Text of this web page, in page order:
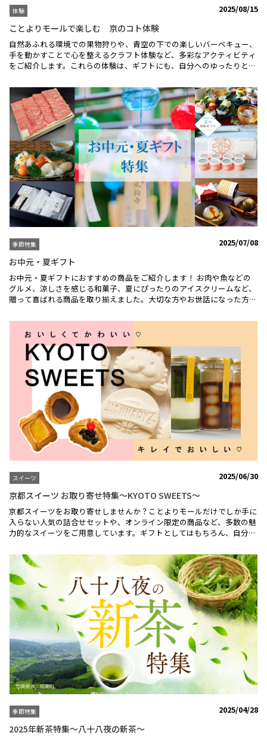
体験 2025/08/15
ことよりモールで楽しむ 京のコト体験
自然あふれる環境での果物狩りや、青空の下での楽しいバーベキュー、
手を動かすことで心を整えるクラフト体験など、多彩なアクティビティ
をご紹介します。これらの体験は、ギフトにも、自分へのゆったりとし
験」をお楽しみください♪＼いちじく狩り【食べ放題！】／ハウス栽培
なので雨でも安心！採れたてでしか味わえない香りとみずみずしさ♪城
陽市特産品のいちじくは、柔らかくて甘いのが特徴です。完熟の美味し
さをファミリー・お友達同士でゆっくりご堪能ください♪ ※今季のい
ちじく狩り体験は、完売いたしました。たくさんのお申し込み、誠にあ
りがとうございました！ ＼【ことよりモール限定】BBQスタンダード
プラン／ 手ぶらで！気軽に大自然の中でBBQ体験♪ 眺めのよい高台に
位置するバーベキューハウスでみんなでわいわい語らいながらのBBQ！
心地よい雰囲気で自然と食事をお楽しみいただけます♪ 大自然の中で
楽しむテントサウナ体験はこちら ＼オリジナル苔玉作り体験／ 京都ら
しさを詰めこんだ、ここでしか作れないオリジナル苔玉作り♪ 京都の
伝統を想い起す「組み紐」、神社やお寺の庭の「苔」、懐かしさと癒し
を感じる土を丸めて作った苔玉は大人からお子様まで簡単にお作りいた
だけます♪ パン作り体験はこちら ＼自宅で楽しめる♪金継ぎ体験／ 天
然漆と純金粉で本格金継ぎがご自宅で出来る体験キット♪ 工程ごとの
分かりやすい動画と作業日ごとの説明書が付いているので、初心者の方
でも安心して金継ぎに挑戦できます。おうち時間の新しい楽しみや、大
季節特集 2025/07/08
お中元・夏ギフト
お中元・夏ギフトにおすすめの商品をご紹介します！ お肉や魚などの
グルメ、涼しさを感じる和菓子、夏にぴったりのアイスクリームなど、
贈って喜ばれる商品を取り揃えました。大切な方やお世話になった方へ
バラ焼肉用 ／京都肉は、きめ細やかな脂が誘う上質な舌ざわり！まる
でシルクのような繊細ななめらかさを、ぜひご賞味ください。「[下鴨
茶寮]料亭の昆布〆- 漁味 -」はこちらから＼ 【わさび葉寿しうめもり】
夏のひとおり手鞠わさび葉寿し ／一口サイズで食べやすく、色彩豊か
な手鞠寿しは、ふたを開けた瞬間にまるで宝石箱を開けたようにキラキ
ラと輝きを放っています。美味しさは、全部で16種類。『ちょっとずつ
いろいろ』を叶えられる逸品です。「ジャパニーズアイス櫻花 八味ギ
フト」はこちらから＼【亀久堂本舗】吉野葛すいーつ（くず餅）詰め合
わせ３段 ／職人による寒晒吉野葛を、葛発祥の地とされる大和・吉野
で製造。自家製の上質な吉野本葛を使用し、独自の製法で作り上げまし
た生タイプのくず餅です。お好みで、添付のきな粉と黒蜜をかけてお召
し上がりください。
スイーツ 2025/06/30
京都スイーツ お取り寄せ特集～KYOTO SWEETS～
京都スイーツをお取り寄せしませんか？ことよりモールだけでしか手に
入らない人気の詰合せセットや、オンライン限定の商品など、多数の魅
力的なスイーツをご用意しています。ギフトとしてはもちろん、自分へ
みください♪■京都村上開新堂村上開新堂は明治40年（1907年）に寺
町二条、現在の地に西洋菓子舗として創業。(左)ロシアケーキ (中)焼
き菓子セット (右)マドレーヌ＼ 焼き菓子セット ／並ばず買えるオン
ラインでの販売は、ことよりモールだけ♪自分へのお土産やおもたせで
も人気の焼き菓子セット（4種・8個入り）。＼ 京菓子おやつBOX ／
亀屋良長の人気のお菓子を少しずつ楽しんでいただけるお得なセット
♪8種類、詰合せセットの販売はことよりモールだけ！■鍵善良房創業
300年京都・祇園の和菓子店「鍵善良房」。(左)はんニャリン和三
盆 (右)園の賑い ＼ 園の賑い ／祇園祭の輝きを支えた伝統的な
行列「園の賑い」をテーマにした干菓子♪四季折々の自然美を彩りよく
艶やかに詰合せ。季節に応じて内容が変わります。■京甘味 文の助茶
屋創業（明治42年）の頃より始めたわらび餅は 今や手軽で美味しい和
菓子の代表格。(左)わらび餅３種詰合せ (右上)コーヒーわらぶ餅 (右
下)玉露わらぶ餅＼ コーヒーわらぶ餅 ／ＫＹＯＴＯ農園収穫の風味
豊かな豆を使った、コーヒーわらび餅♪珈琲のほろ苦い風味とまろやか
な甘さ。最初の一口目は何もつけず、風味をお楽しみください。＼ 果
朋だんご＆果ルフェ BEST SELECTION ／人気の果朋だんご＆果ルフェ
季節特集 2025/04/28
2025年新茶特集～八十八夜の新茶～